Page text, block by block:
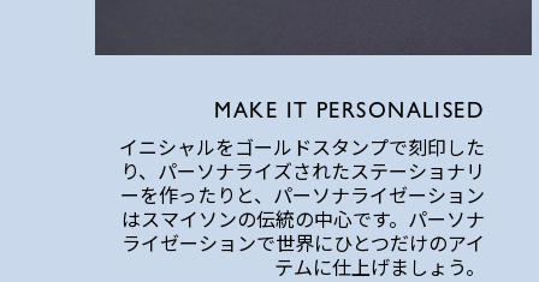
MAKE IT PERSONALISED
イニシャルをゴールドスタンプで刻印した
り、パーソナライズされたステーショナリ
ーを作ったりと、パーソナライゼーション
はスマイソンの伝統の中心です。パーソナ
ライゼーションで世界にひとつだけのアイ
テムに仕上げましょう。